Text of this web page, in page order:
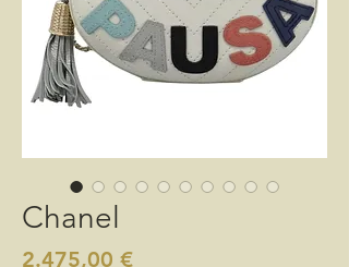
Chanel
2.475,00 €Preis